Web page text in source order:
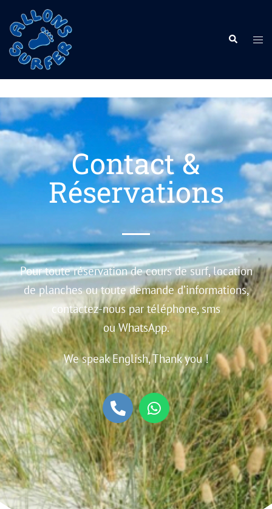
Contact &
Réservations
Pour toute réservation decours de surf,location
de planchesou toute demande d’informations,
contactez-nous par téléphone,sms
ou WhatsApp.
We speak English,Thank you !